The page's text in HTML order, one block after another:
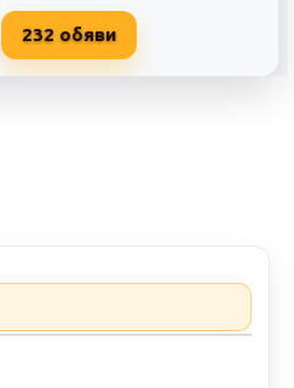
232 обяви